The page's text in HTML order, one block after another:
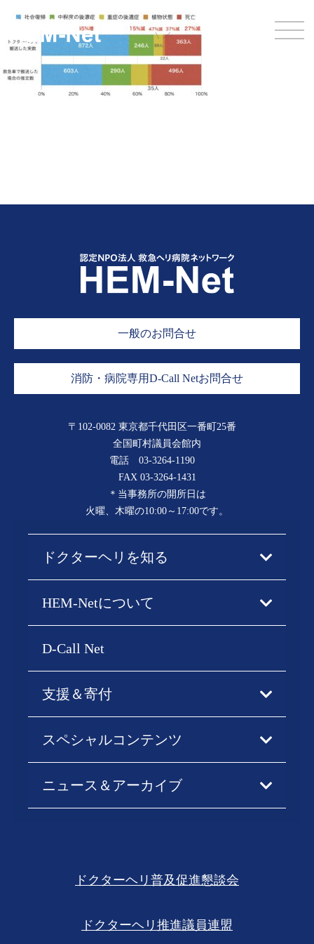
一般のお問合せ
消防・病院専用D-Call Netお問合せ
〒102-0082 東京都千代田区一番町25番
全国町村議員会館内
電話 03-3264-1190
FAX 03-3264-1431
＊当事務所の開所日は
火曜、木曜の10:00～17:00です。
ドクターヘリを知る
HEM-Netについて
D-Call Net
支援＆寄付
スペシャルコンテンツ
ニュース＆アーカイブ
ドクターヘリ普及促進懇談会
ドクターヘリ推進議員連盟